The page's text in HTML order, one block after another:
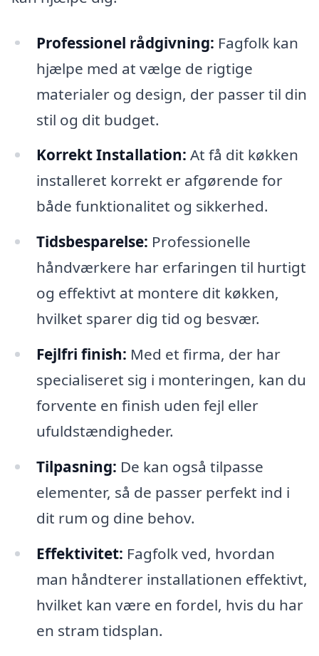
Professionel rådgivning: Fagfolk kan
hjælpe med at vælge de rigtige
materialer og design, der passer til din
stil og dit budget.
Korrekt Installation: At få dit køkken
installeret korrekt er afgørende for
både funktionalitet og sikkerhed.
Tidsbesparelse: Professionelle
håndværkere har erfaringen til hurtigt
og effektivt at montere dit køkken,
hvilket sparer dig tid og besvær.
Fejlfri finish: Med et firma, der har
specialiseret sig i monteringen, kan du
forvente en finish uden fejl eller
ufuldstændigheder.
Tilpasning: De kan også tilpasse
elementer, så de passer perfekt ind i
dit rum og dine behov.
Effektivitet: Fagfolk ved, hvordan
man håndterer installationen effektivt,
hvilket kan være en fordel, hvis du har
en stram tidsplan.